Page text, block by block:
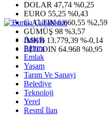
DOLAR 47,74 %0,25
EURO 55,25 %0,43
G.ALTIN6.660,55 %2,59
GÜMÜŞ 98 %3,57
IMKB 13.779,39 %-0,14
BITCOIN 64.968 %0,95
Asayiş
Eğitim
Emlak
Yaşam
Tarım Ve Sanayi
Belediye
Teknoloji
Yerel
Resmî İlan